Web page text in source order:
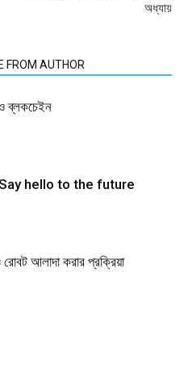
অধ্যায়
FROM AUTHOR
ও ব্লকচেইন
hello to the future
রোবট আলাদা করার প্রক্রিয়া